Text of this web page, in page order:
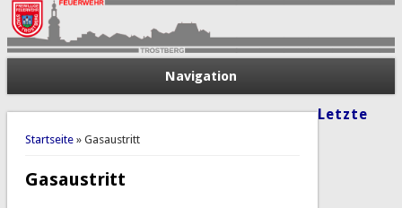
Navigation
Sie sind hier
Startseite» Gasaustritt
Gasaustritt
Letzte